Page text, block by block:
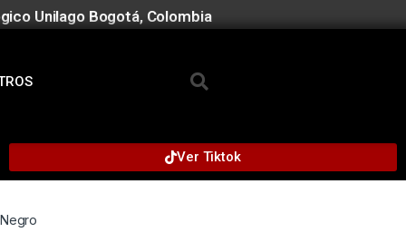
Unilago Bogotá, Colombia
Ver Tiktok